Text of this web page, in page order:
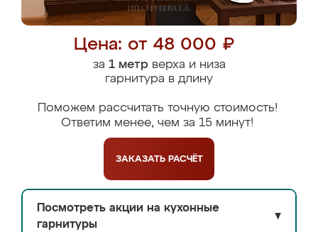
Цена: от 48 000 ₽
за 1 метрверха и низа
гарнитура в длину
Поможем рассчитать точную стоимость!
Ответим менее, чем за 15 минут!
ЗАКАЗАТЬ РАСЧЁТ
Посмотреть акции на кухонные
гарнитуры
▼